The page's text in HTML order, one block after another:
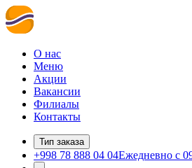
О нас
Меню
Акции
Вакансии
Филиалы
Контакты
Тип заказа
+998 78 888 04 04Ежедневно с